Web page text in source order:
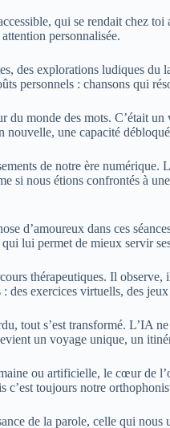
qui se rendait chez
personnalisée.
des explorations ludiques
personnels : chansons qui
monde des mots. C’était
une capacité
de notre ère
si nous étions confrontés à
d’amoureux dans ces
lui permet de mieux servir
thérapeutiques. Il
des exercices virtuells, des
tout s’est transformé.
un voyage unique, un
ou artificielle, le cœur de
toujours notre
de la parole, celle qui